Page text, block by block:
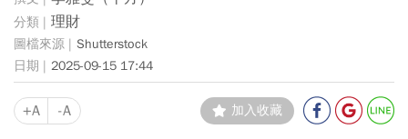
理財
Shutterstock
2025-09-15 17:44
+A -A 加入收藏